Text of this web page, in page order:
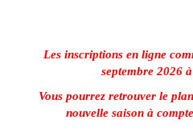
Les inscriptions en ligne
septembre 2026
Vous pourrez retrouver le
nouvelle saison à